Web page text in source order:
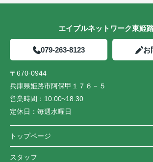
エイブルネットワーク東姫
079-263-8123 お
〒670-0944
兵庫県姫路市阿保甲１７６－５
営業時間： 10:00~18:30
定休日： 毎週水曜日
トップページ
スタッフ